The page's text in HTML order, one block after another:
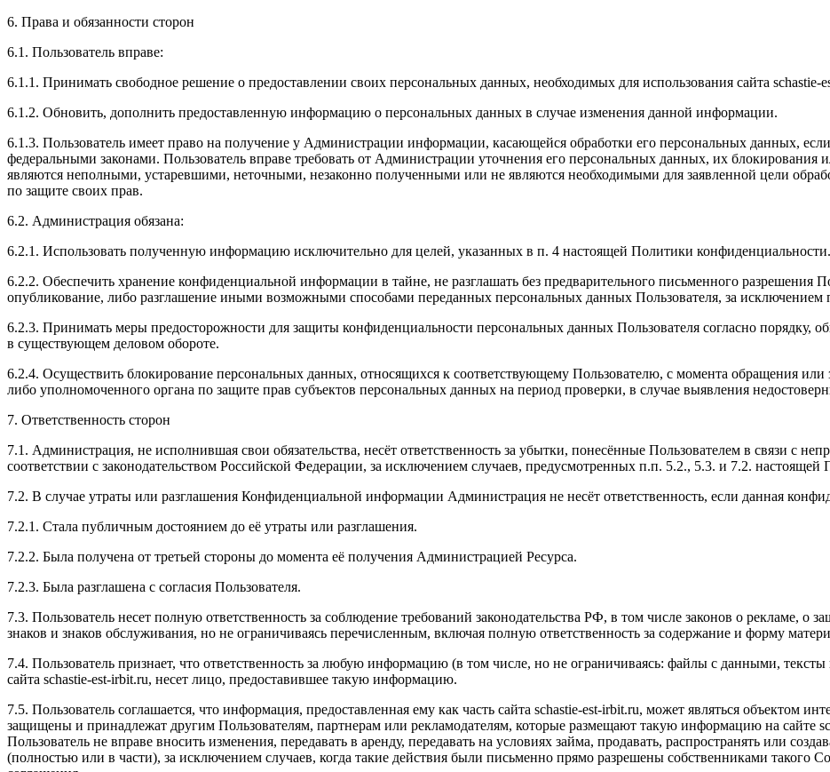
6. Права и обязанности сторон
6.1. Пользователь вправе:
6.1.1. Принимать свободное решение о предоставлении своих персональных данных, необходимых для использования сайта schastie-
6.1.2. Обновить, дополнить предоставленную информацию о персональных данных в случае изменения данной информации.
6.1.3. Пользователь имеет право на получение у Администрации информации, касающейся обработки его персональных данных, если
федеральными законами. Пользователь вправе требовать от Администрации уточнения его персональных данных, их блокирования
являются неполными, устаревшими, неточными, незаконно полученными или не являются необходимыми для заявленной цели
по защите своих прав.
6.2. Администрация обязана:
6.2.1. Использовать полученную информацию исключительно для целей, указанных в п. 4 настоящей Политики конфиденциальности.
6.2.2. Обеспечить хранение конфиденциальной информации в тайне, не разглашать без предварительного письменного разрешения
опубликование, либо разглашение иными возможными способами переданных персональных данных Пользователя, за
6.2.3. Принимать меры предосторожности для защиты конфиденциальности персональных данных Пользователя согласно порядку,
в существующем деловом обороте.
6.2.4. Осуществить блокирование персональных данных, относящихся к соответствующему Пользователю, с момента обращения или
либо уполномоченного органа по защите прав субъектов персональных данных на период проверки, в случае выявления
7. Ответственность сторон
7.1. Администрация, не исполнившая свои обязательства, несёт ответственность за убытки, понесённые Пользователем в связи с
соответствии с законодательством Российской Федерации, за исключением случаев, предусмотренных п.п. 5.2., 5.3. и 7.2.
7.2. В случае утраты или разглашения Конфиденциальной информации Администрация не несёт ответственность, если данная
7.2.1. Стала публичным достоянием до её утраты или разглашения.
7.2.2. Была получена от третьей стороны до момента её получения Администрацией Ресурса.
7.2.3. Была разглашена с согласия Пользователя.
7.3. Пользователь несет полную ответственность за соблюдение требований законодательства РФ, в том числе законов о рекламе, о
знаков и знаков обслуживания, но не ограничиваясь перечисленным, включая полную ответственность за содержание и форму
7.4. Пользователь признает, что ответственность за любую информацию (в том числе, но не ограничиваясь: файлы с данными,
сайта schastie-est-irbit.ru, несет лицо, предоставившее такую информацию.
7.5. Пользователь соглашается, что информация, предоставленная ему как часть сайта schastie-est-irbit.ru, может являться объектом
защищены и принадлежат другим Пользователям, партнерам или рекламодателям, которые размещают такую информацию на сайте
Пользователь не вправе вносить изменения, передавать в аренду, передавать на условиях займа, продавать, распространять или
(полностью или в части), за исключением случаев, когда такие действия были письменно прямо разрешены собственниками такого